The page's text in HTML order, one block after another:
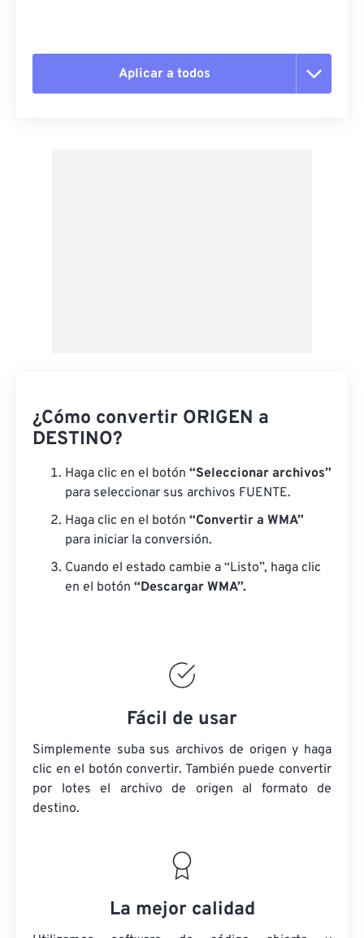
Aplicar a todos
¿Cómo convertir ORIGEN a
DESTINO?
Haga clic en el botón “Seleccionar archivos”
para seleccionar sus archivos FUENTE.
Haga clic en el botón “Convertir a WMA”
para iniciar la conversión.
Cuando el estado cambie a “Listo”, haga clic
en el botón “Descargar WMA”.
Fácil de usar
Simplemente suba sus archivos de origen y haga
clic en el botón convertir. También puede convertir
por lotes el archivo de origen al formato de
destino.
La mejor calidad